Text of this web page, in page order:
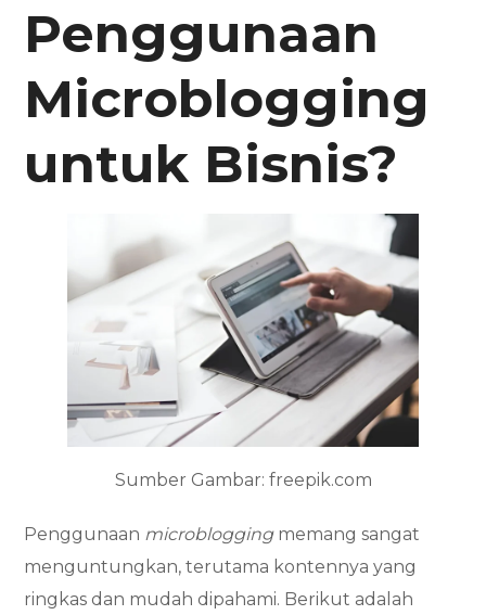
Penggunaan
Microblogging
untuk Bisnis?
Sumber Gambar: freepik.com
Penggunaan microbloggingmemang sangat
menguntungkan, terutama kontennya yang
ringkas dan mudah dipahami. Berikut adalah